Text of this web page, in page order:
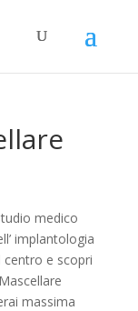
medico
implantologia
e scopri
massima